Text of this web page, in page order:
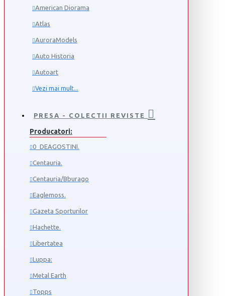
American Diorama
Atlas
AuroraModels
Auto Historia
Autoart
Vezi mai mult...
PRESA - COLECTII REVISTE
Producatori:
0_DEAGOSTINI.
Centauria.
Centauria/Bburago
Eaglemoss.
Gazeta Sporturilor
Hachette.
Libertatea
Luppa:
Metal Earth
Topps